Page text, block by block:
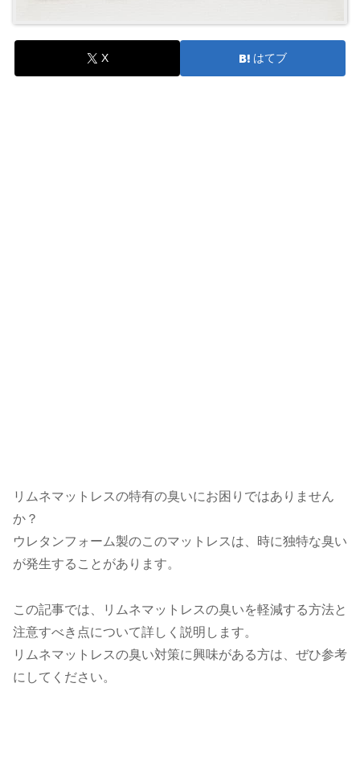
X はてブ
リムネマットレスの特有の臭いにお困りではありません
か？
ウレタンフォーム製のこのマットレスは、時に独特な臭い
が発生することがあります。
この記事では、リムネマットレスの臭いを軽減する方法と
注意すべき点について詳しく説明します。
リムネマットレスの臭い対策に興味がある方は、ぜひ参考
にしてください。